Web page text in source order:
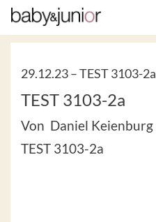
29.12.23 –TEST 3103-2a
TEST 3103-2a
Von Daniel Keienburg
TEST 3103-2a